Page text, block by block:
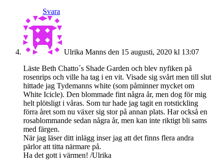
Svara
Ulrika Manns den 15 augusti, 2020 kl 13:07
Läste Beth Chatto´s Shade Garden och blev nyfiken på
rosenrips och ville ha tag i en vit. Visade sig svårt men till slut
hittade jag Tydemanns white (som påminner mycket om
White Icicle). Den blommade fint några år, men dog för mig
helt plötsligt i våras. Som tur hade jag tagit en rotstickling
förra året som nu växer sig stor på annan plats. Har också en
rosablommande sedan några år, men kan inte riktigt bli sams
med färgen.
När jag läser ditt inlägg inser jag att det finns flera andra
pärlor att titta närmare på.
Ha det gott i värmen! /Ulrika